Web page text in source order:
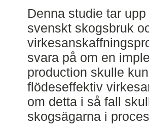
Denna studie tar
svenskt skogsbruk
svara på om en
production skulle
flödeseffektiv
om detta i så fall
skogsägarna i